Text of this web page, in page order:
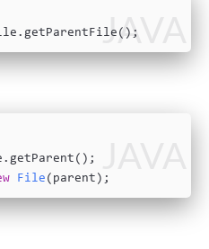
JAVA
File (parent);